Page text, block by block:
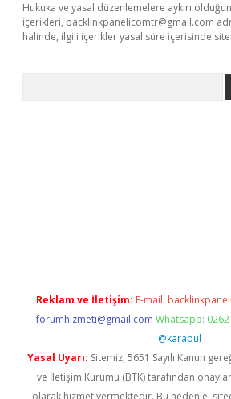
Hukuka ve yasal düzenlemelere aykırı
içerikleri, backlinkpanelicomtr@gmail.com
halinde, ilgili içerikler yasal süre içerisinde
Reklam ve İletişim: E-mail:
forumhizmeti@gmail.com Whatsapp:
@karabul
Yasal Uyarı: Sitemiz, 5651 Sayılı Kanun
ve İletişim Kurumu (BTK) tarafından
olarak hizmet vermektedir. Bu nedenle,